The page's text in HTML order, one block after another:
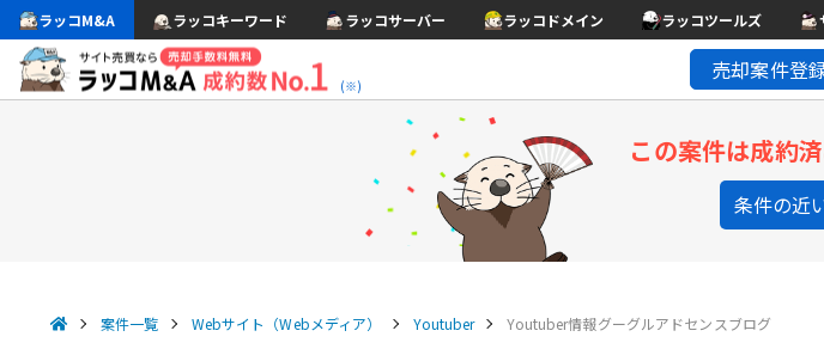
ラッコM&A ラッコキーワード ラッコサーバー ラッコドメイン ラッコツールズ
(※)
売却案件登
この案件は成約済
条件の近
案件一覧 Webサイト（Webメディア） Youtuber Youtuber情報グーグルアドセンスブログ